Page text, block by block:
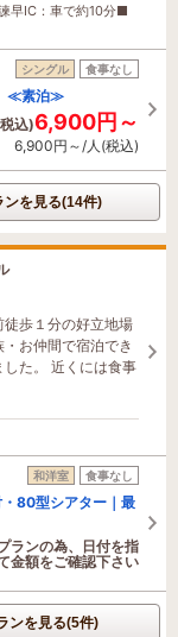
早IC：車で約10分■
シングル 食事なし
≪素泊≫
込)6,900円～
6,900円～/人(税込)
ンを見る(14件)
歩１分の好立地場
お仲間で宿泊でき
た。 近くには食事
和洋室 食事なし
・80型シアター｜最
ランの為、日付を指
金額をご確認下さい
ンを見る(5件)